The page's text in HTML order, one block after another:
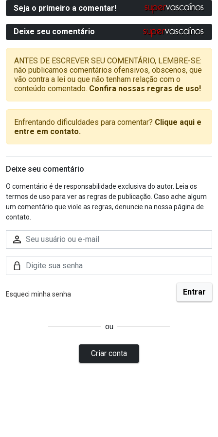
Seja o primeiro a comentar!
Deixe seu comentário
ANTES DE ESCREVER SEU COMENTÁRIO, LEMBRE-SE:
não publicamos comentários ofensivos, obscenos, que
vão contra a lei ou que não tenham relação com o
conteúdo comentado. Confira nossas regras de uso!
Enfrentando dificuldades para comentar? Clique aqui e
entre em contato.
Deixe seu comentário
O comentário é de responsabilidade exclusiva do autor. Leia os
termos de uso para ver as regras de publicação. Caso ache algum
um comentário que viole as regras, denuncie na nossa página de
contato.
Esqueci minha senha
ou
Criar conta